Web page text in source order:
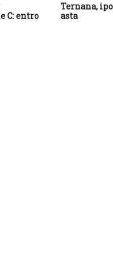
C: entro
Ternana,
asta